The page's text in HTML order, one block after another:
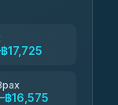
17,725
฿16,575